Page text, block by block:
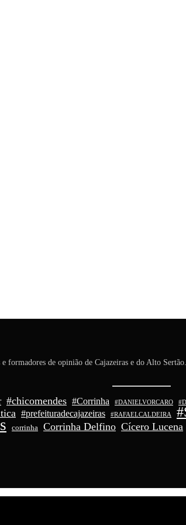
formadores de opinião de Cajazeiras e do Alto
#chicomendes #Corrinha #DANIELVORCARO
#prefeituradecajazeiras #RAFAELCALDEIRA
corrinha Corrinha Delfino Cícero Lucena